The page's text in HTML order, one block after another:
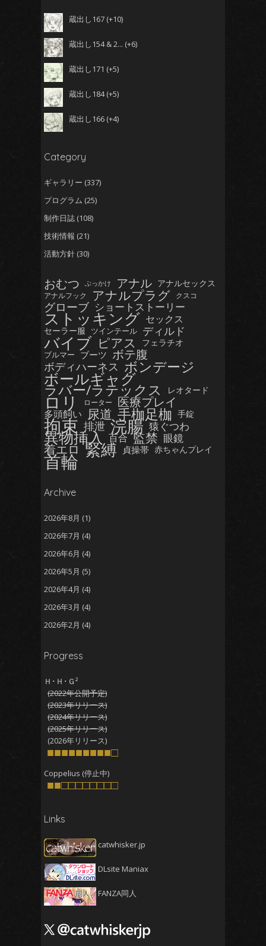
蔵出し167 +10
蔵出し154 & 2... +6
蔵出し171 +5
蔵出し184 +5
蔵出し166 +4
Category
ギャラリー (337)
プログラム (25)
制作日誌 (108)
技術情報 (21)
活動方針 (30)
おむつ ぶっかけ アナル アナルセックス
アナルフック アナルプラグ クスコ
グローブ ショートストーリー
ストッキング セックス
セーラー服 ツインテール ディルド
バイブ ピアス フェラチオ
ブルマー ブーツ ボテ腹
ボディハーネス ボンデージ
ボールギャグ
ラバー/ラテックス レオタード
ロリ ローター 医療プレイ
多頭飼い 尿道 手枷足枷 手錠
拘束 排泄 浣腸 猿ぐつわ
異物挿入 百合 監禁 眼鏡
着エロ 緊縛 貞操帯 赤ちゃんプレイ
首輪
Archive
2026年8月 (1)
2026年7月 (4)
2026年6月 (4)
2026年5月 (5)
2026年4月 (4)
2026年3月 (4)
2026年2月 (4)
2025年12月
2025年11月
2025年10月(4)
2025年9月 (4)
2025年8月(5)
2025年7月(4)
(4)
2025年5月(5)
2025年3月
2025年2月(4)
2025年1月(5)
2024年12月(5)
2024年11月(5)
2024年9月(4)
Progress
Ｈ･Ｈ･Ｇ²
(2022年公開予定)
(2023年リリース)
(2024年リリース)
(2025年リリース)
(2026年リリース)
■■■■■■■■■□
Coppelius (停止中)
■■□□□□□□□□
Links
catwhisker.jp
DLsite Maniax
FANZA同人